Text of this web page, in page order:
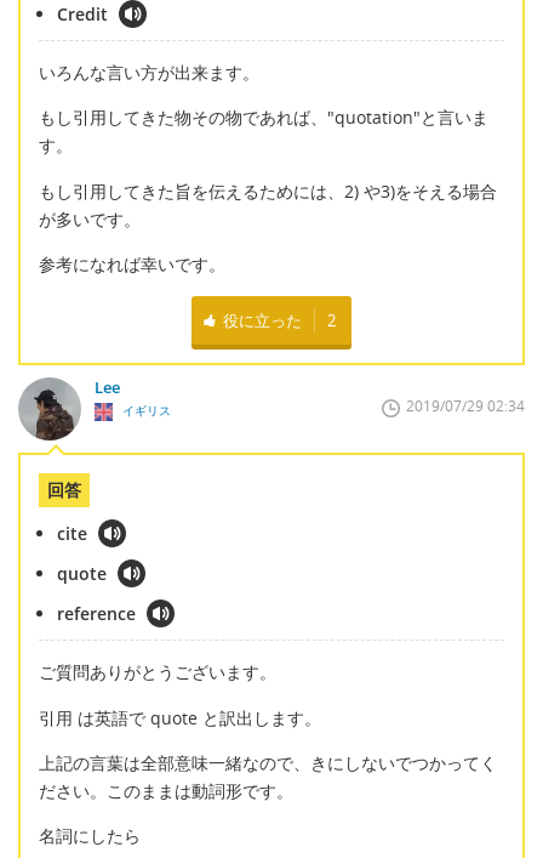
Credit
いろんな言い方が出来ます。
もし引用してきた物その物であれば、"quotation"と言いま
す。
もし引用してきた旨を伝えるためには、2) や3)をそえる場合
が多いです。
参考になれば幸いです。
役に立った 2
Lee
イギリス 2019/07/29 02:34
回答
cite
quote
reference
ご質問ありがとうございます。
引用 は英語で quote と訳出します。
上記の言葉は全部意味一緒なので、きにしないでつかってく
ださい。このままは動詞形です。
名詞にしたら